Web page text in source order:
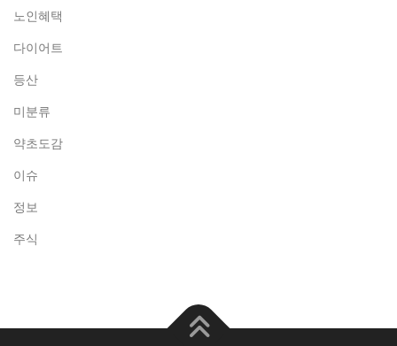
노인혜택
다이어트
등산
미분류
약초도감
이슈
정보
주식